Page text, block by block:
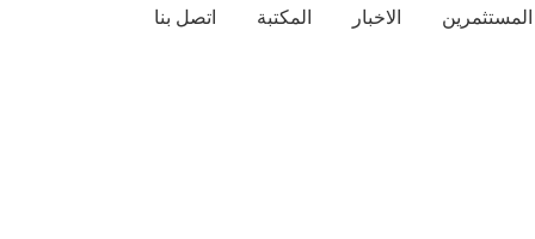
الاخبار المكتبة اتصل بنا